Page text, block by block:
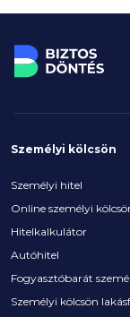
teljes kép
Személyi kölcsön
Személyi hitel
Online személyi
Hitelkalkulátor
Autóhitel
Fogyasztóbarát
Személyi kölcsön